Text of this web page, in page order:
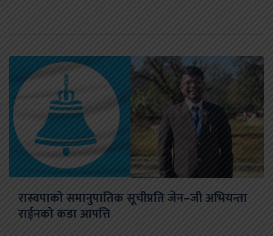
रास्वपाको समानुपातिक सूचीप्रति जेन–जी अभियन्ता
राईनको कडा आपत्ति